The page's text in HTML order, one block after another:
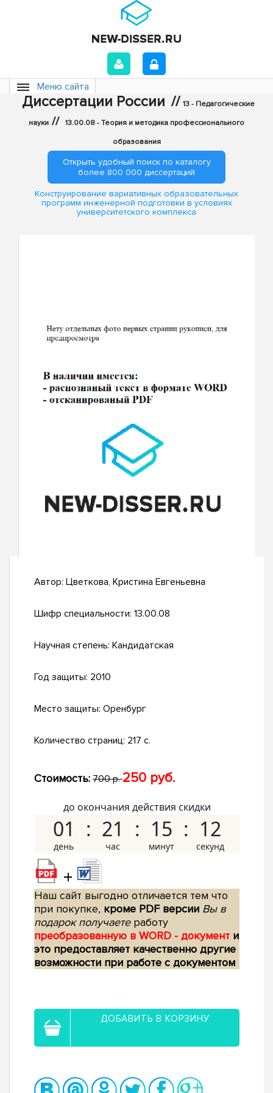
Меню сайта
Диссертации России // 13 - Педагогические
науки // 13.00.08 - Теория и методика профессионального
образования
Открыть удобный поиск по каталогу
более 800 000 диссертаций
Конструирование вариативных образовательных
программ инженерной подготовки в условиях
университетского комплекса
Автор: Цветкова, Кристина Евгеньевна
Шифр специальности: 13.00.08
Научная степень: Кандидатская
Год защиты: 2010
Место защиты: Оренбург
Количество страниц: 217 с.
Стоимость: 700 р.250 руб.
до окончания действия скидки
01 21 15 12
+
Наш сайт выгодно отличается тем что
при покупке, кроме PDF версии Вы в
подарок получаетеработу
преобразованную в WORD - документ и
это предоставляет качественно другие
возможности при работе с документом
ДОБАВИТЬ В КОРЗИНУ